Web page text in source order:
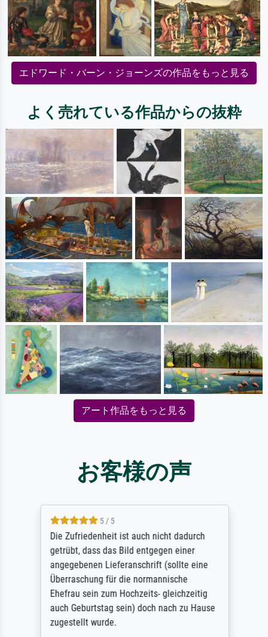
エドワード・バーン・ジョーンズの作品をもっと見る
よく売れている作品からの抜粋
アート作品をもっと見る
お客様の声
5 / 5
Die Zufriedenheit ist auch nicht dadurch
getrübt, dass das Bild entgegen einer
angegebenen Lieferanschrift (sollte eine
Überraschung für die normannische
Ehefrau sein zum Hochzeits- gleichzeitig
auch Geburtstag sein) doch nach zu Hause
zugestellt wurde.